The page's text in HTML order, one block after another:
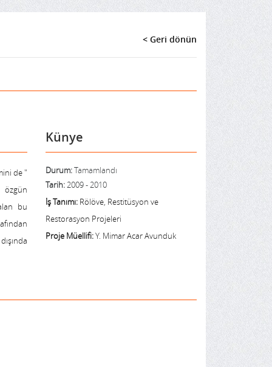
< Geri dönün
de "
özgün
bu
Künye
Durum:Tamamlandı
Tarih:2009 - 2010
İş Tanımı:Rölöve, Restitüsyon ve
Restorasyon Projeleri
Proje Müellifi:Y. Mimar Acar Avunduk